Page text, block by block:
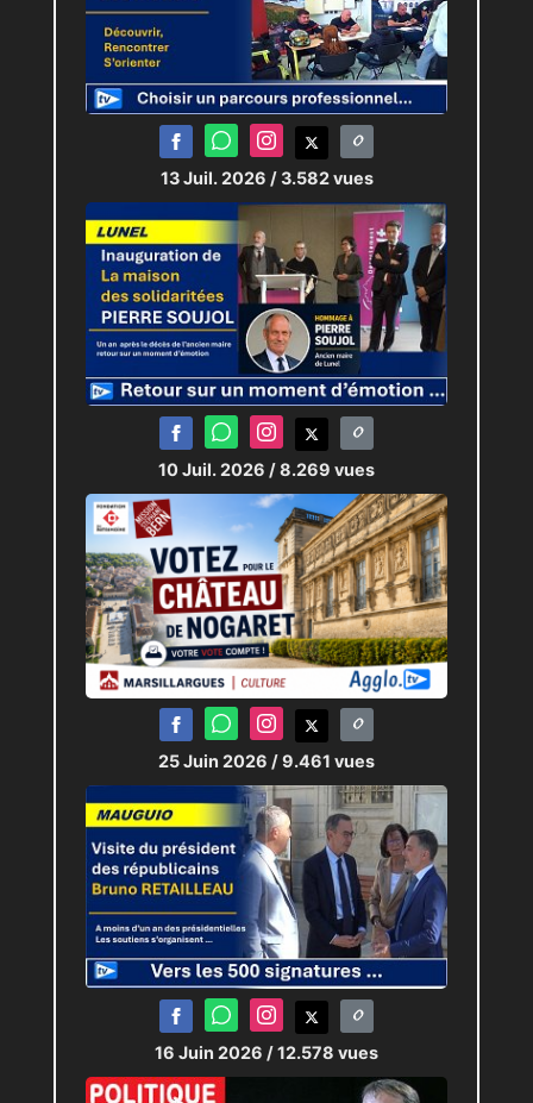
13 Juil. 2026 / 3.582 vues
10 Juil. 2026 / 8.269 vues
25 Juin 2026 / 9.461 vues
16 Juin 2026 / 12.578 vues